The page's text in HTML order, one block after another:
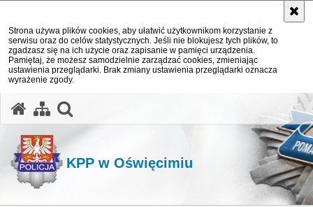
Strona używa plików cookies, aby ułatwić użytkownikom korzystanie z
serwisu oraz do celów statystycznych. Jeśli nie blokujesz tych plików, to
zgadzasz się na ich użycie oraz zapisanie w pamięci urządzenia.
Pamiętaj, że możesz samodzielnie zarządzać cookies, zmieniając
ustawienia przeglądarki. Brak zmiany ustawienia przeglądarki oznacza
wyrażenie zgody.
KPP w Oświęcimiu